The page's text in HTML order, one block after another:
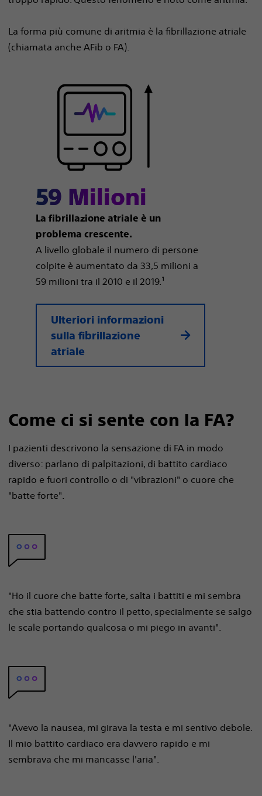
La forma più comune di aritmia è la fibrillazione atriale
(chiamata anche AFib o FA).
59 Milioni
La fibrillazione atriale è un
problema crescente.
A livello globale il numero di persone
colpite è aumentato da 33,5 milioni a
59 milioni tra il 2010 e il 2019.¹
Ulteriori informazioni
sulla fibrillazione
atriale
Come ci si sente con la FA?
I pazienti descrivono la sensazione di FA in modo
diverso: parlano di palpitazioni, di battito cardiaco
rapido e fuori controllo o di "vibrazioni" o cuore che
"batte forte".
"Ho il cuore che batte forte, salta i battiti e mi sembra
che stia battendo contro il petto, specialmente se salgo
le scale portando qualcosa o mi piego in avanti".
"Avevo la nausea, mi girava la testa e mi sentivo debole.
Il mio battito cardiaco era davvero rapido e mi
sembrava che mi mancasse l'aria".